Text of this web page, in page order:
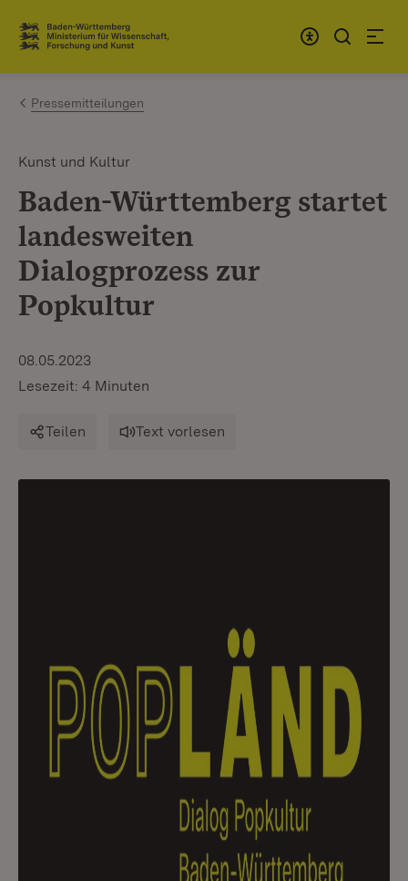
Zum Inhalt springen
Link zur Startseite
Pressemitteilungen
Kunst und Kultur
Baden-Württemberg startet
landesweiten
Dialogprozess zur
Popkultur
08.05.2023
Lesezeit: 4 Minuten
Teilen Text vorlesen